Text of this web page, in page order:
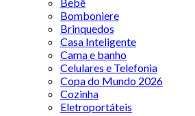
Bomboniere
Brinquedos
Casa Inteligente
Cama e banho
Celulares e Telefonia
Copa do Mundo 2026
Cozinha
Eletroportáteis